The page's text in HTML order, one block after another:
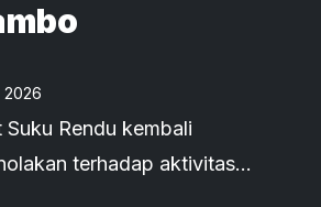
2026
Rendu kembali
terhadap aktivitas